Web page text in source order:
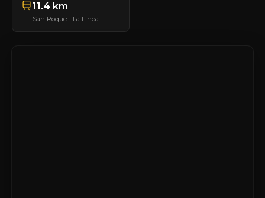
11.4 km
San Roque - La Línea